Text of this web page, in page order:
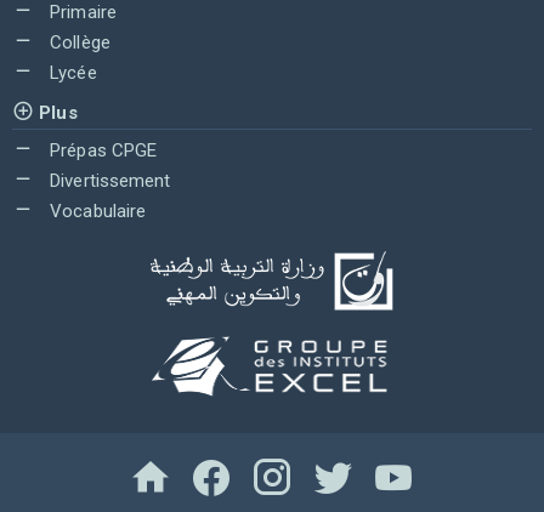
Primaire
Collège
Lycée
Plus
Prépas CPGE
Divertissement
Vocabulaire